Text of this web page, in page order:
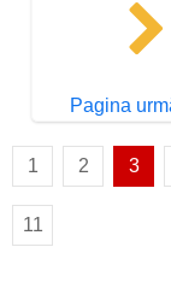
Pagina
1 2 3
11